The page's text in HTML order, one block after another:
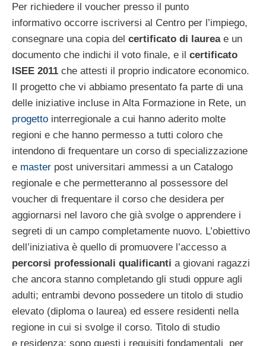
Per richiedere il voucher presso il punto
informativo occorre iscriversi al Centro per l’impiego,
consegnare una copia del certificato di laureae un
documento che indichi il voto finale, e il certificato
ISEE 2011 che attesti il proprio indicatore economico.
Il progetto che vi abbiamo presentato fa parte di una
delle iniziative incluse in Alta Formazione in Rete, un
progetto interregionale a cui hanno aderito molte
regioni e che hanno permesso a tutti coloro che
intendono di frequentare un corso di specializzazione
e master post universitari ammessi a un Catalogo
regionale e che permetteranno al possessore del
voucher di frequentare il corso che desidera per
aggiornarsi nel lavoro che già svolge o apprendere i
segreti di un campo completamente nuovo. L’obiettivo
dell’iniziativa è quello di promuovere l’accesso a
percorsi professionali qualificanti a giovani ragazzi
che ancora stanno completando gli studi oppure agli
adulti; entrambi devono possedere un titolo di studio
elevato (diploma o laurea) ed essere residenti nella
regione in cui si svolge il corso. Titolo di studio
e residenza: sono questi i requisiti fondamentali per